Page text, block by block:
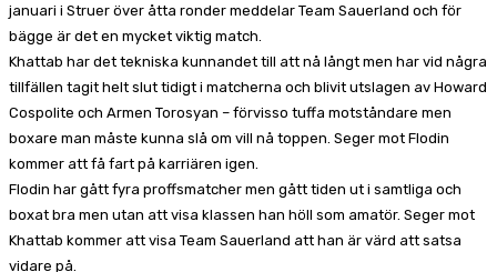
januari i Struer över åtta ronder meddelar Team Sauerland och för
bägge är det en mycket viktig match.
Khattab har det tekniska kunnandet till att nå långt men har vid några
tillfällen tagit helt slut tidigt i matcherna och blivit utslagen av Howard
Cospolite och Armen Torosyan – förvisso tuffa motståndare men
boxare man måste kunna slå om vill nå toppen. Seger mot Flodin
kommer att få fart på karriären igen.
Flodin har gått fyra proffsmatcher men gått tiden ut i samtliga och
boxat bra men utan att visa klassen han höll som amatör. Seger mot
Khattab kommer att visa Team Sauerland att han är värd att satsa
vidare på.